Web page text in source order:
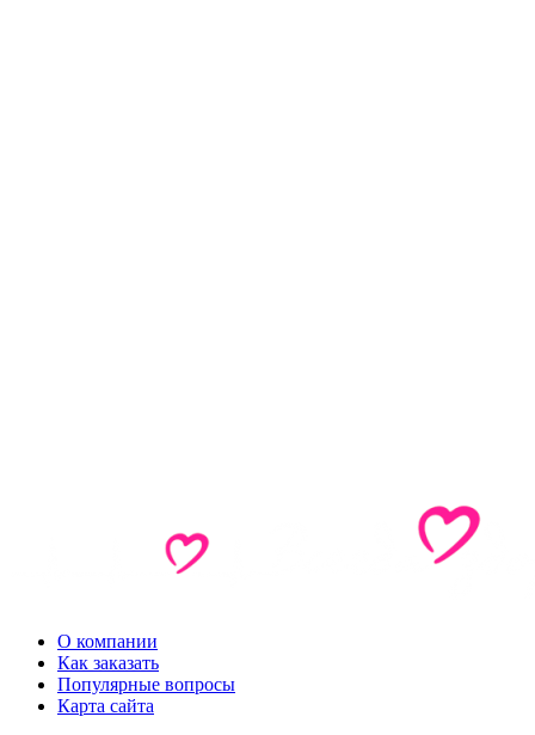
О компании
Как заказать
Популярные вопросы
Карта сайта